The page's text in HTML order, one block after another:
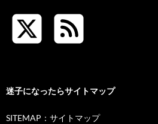
迷子になったらサイトマップ
SITEMAP：サイトマップ